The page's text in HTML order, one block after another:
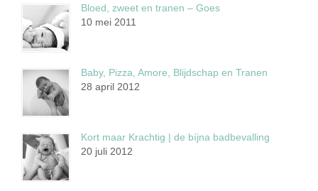
Bloed, zweet en tranen – Goes
10 mei 2011
Baby, Pizza, Amore, Blijdschap en Tranen
28 april 2012
Kort maar Krachtig | de bíjna badbevalling
20 juli 2012